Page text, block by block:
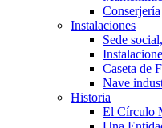
Conserjería
Instalaciones
Sede
Caseta de
Nave
Historia
El Círculo